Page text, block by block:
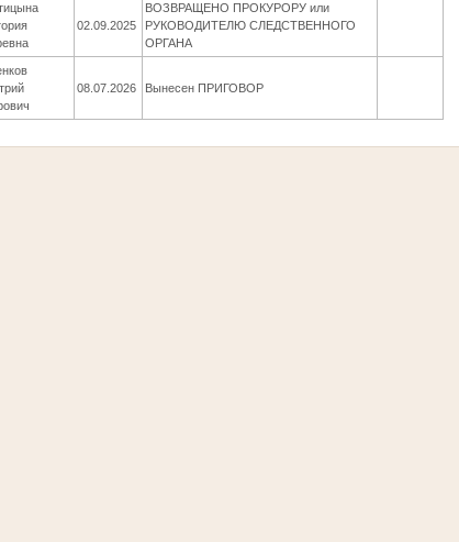
02.09.2025
ВОЗВРАЩЕНО ПРОКУРОРУ или
РУКОВОДИТЕЛЮ СЛЕДСТВЕННОГО
ОРГАНА
08.07.2026 Вынесен ПРИГОВОР